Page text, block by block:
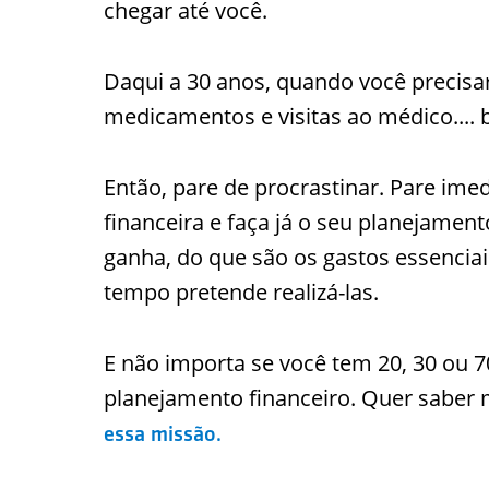
chegar até você.
Daqui a 30 anos, quando você
medicamentos e visitas ao médico....
Então, pare de procrastinar. Pare
financeira e faça já o seu
ganha, do que são os gastos
tempo pretende realizá-las.
E não importa se você tem 20, 30 ou
planejamento financeiro. Quer saber
essa missão.